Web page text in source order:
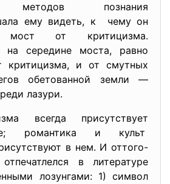
методов познания
ему видеть, к чему он
мост от критицизма.
на середине моста, равно
критицизма, и от смутных
обетованной земли —
лазури.
всегда присутствует
романтика и культ
в нем. И оттого-
в литературе
лозунгами: 1) символ